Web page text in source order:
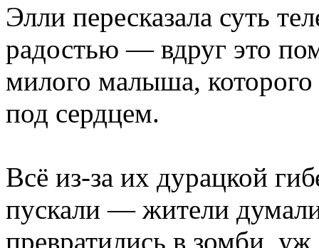
Элли пересказала суть
радостью — вдруг это
милого малыша, которого
под сердцем.
Всё из-за их дурацкой
пускали — жители
превратились в зомби,